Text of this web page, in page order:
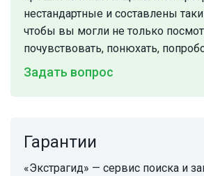
нестандартные и составлены
чтобы вы могли не только
почувствовать, понюхать,
Задать вопрос
Гарантии
«Экстрагид» — сервис поиска и